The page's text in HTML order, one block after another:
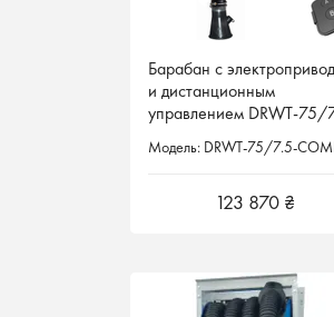
Барабан с
и дистанционным
управлением DRWT-75/
COMP Filcar Италия
Модель: DRWT-75/7.5-
123 870 ₴
Барабан с
и дистанционным
управлением DRWT-75/
COMP Filcar Италия
Модель: DRWT-75/7.5-
123 870 ₴